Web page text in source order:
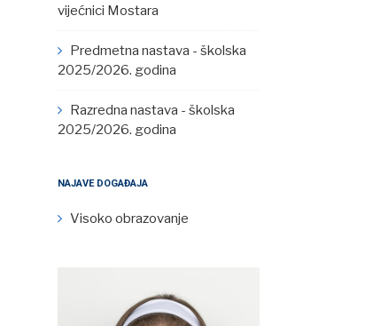
vijećnici Mostara
Predmetna nastava - školska
2025/2026. godina
Razredna nastava - školska
2025/2026. godina
NAJAVE DOGAĐAJA
Visoko obrazovanje